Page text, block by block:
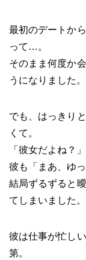
最初のデートか
って…。
そのまま何度か
うになりました。
でも、はっきり
くて。
「彼女だよね？
彼も「まあ、ゆ
結局ずるずると
てしまいました。
彼は仕事が忙し
第。